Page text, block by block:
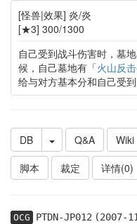
[怪兽|效果] 炎/炎
[★3] 300/1300
自己受到战斗伤害时，墓
候，自己墓地有「火山反
给与对方基本分和自己受
DB Q&A Wiki
脚本
裁定 详情(0)
OCG PTDN-JP012(2007-